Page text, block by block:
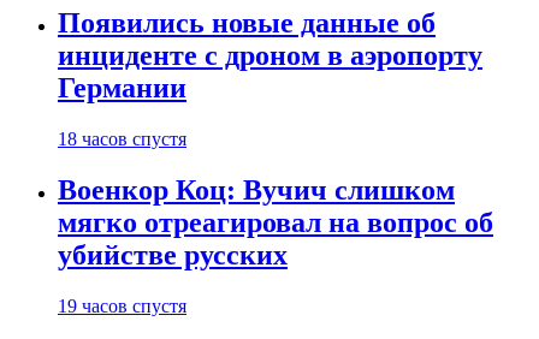
Появились новые данные об
инциденте с дроном в аэропорту
Германии
18 часов спустя
Военкор Коц: Вучич слишком
мягко отреагировал на вопрос об
убийстве русских
19 часов спустя